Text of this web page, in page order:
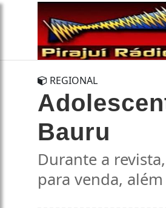
REGIONAL
Bauru
Durante a
para venda,